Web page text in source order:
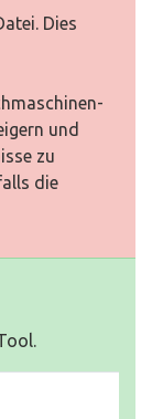
Dies
und
zu
die